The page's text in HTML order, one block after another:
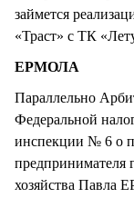
займется
«Траст» с ТК
ЕРМОЛА
Параллельно
Федеральной
инспекции № 6 о
предпринимателя
хозяйства Павла